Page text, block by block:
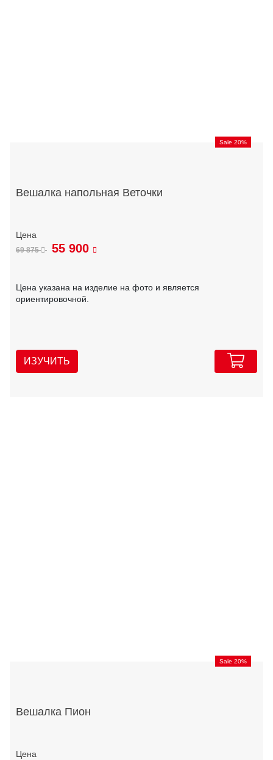
Sale 20%
Вешалка напольная Веточки
69 875 55 900
Цена указана на изделие на фото и является
ориентировочной.
ИЗУЧИТЬ
Sale 20%
Вешалка Пион